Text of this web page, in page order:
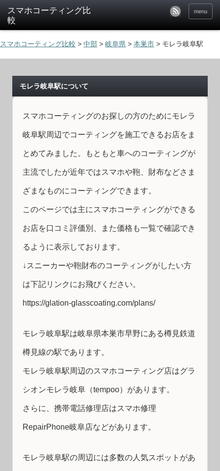
menu
スマホコーティング比較 > 中部 > 岐阜県 > 本巣市 > モレラ岐阜駅
モレラ岐阜駅について
スマホコーティングのお探しの方のためにモレラ
岐阜駅周辺でコーティングを施工できるお店をま
とめてみました。もともと車へのコーティングが
主流でしたが近年ではスマホや鞄、財布などさま
ざまなものにコーティングできます。
このページでは主にスマホコーティングができる
お店を口コミ評価別、また価格も一覧で確認でき
るように表示しております。
↓スニーカーや鞄財布のコーティングがしたい方
は下記リンクにお飛びください。
https://glation-glasscoating.com/plans/
モレラ岐阜駅は岐阜県本巣市早野にある樽見鉄道
樽見線の駅であります。
モレラ岐阜駅周辺のスマホコーティング店はグラ
シオンモレラ岐阜（tempoo）があります。
さらに、携帯電話修理店はスマホ修理
RepairPhone岐阜店などがあります。
モレラ岐阜駅の周辺には多数の人気スポットがあ